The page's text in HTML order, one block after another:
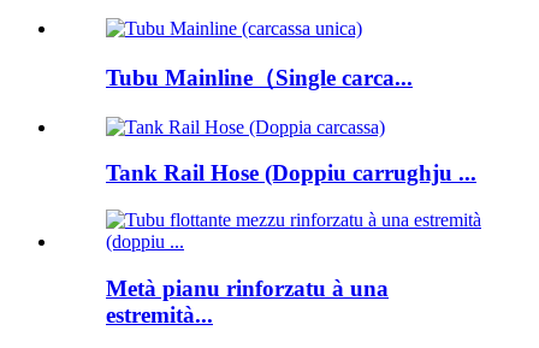
Tubu Mainline（Single carca...
Tank Rail Hose (Doppiu carrughju ...
Metà pianu rinforzatu à una
estremità...